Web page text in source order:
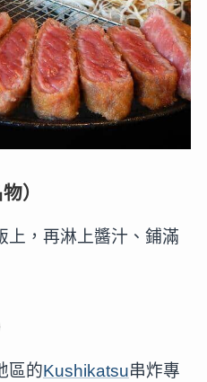
）
上，再淋上醬汁、鋪滿
區的Kushikatsu串炸專